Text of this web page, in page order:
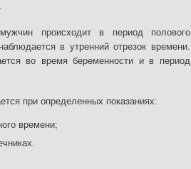
происходит в период полового
в утренний отрезок времени.
во время беременности и в период
при определенных показаниях:
времени;